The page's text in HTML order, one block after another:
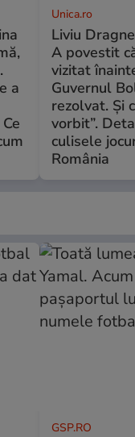
a
Unica.ro
Liviu
A povestit
vizitat
Guvernul
rezolvat. Și
vorbit”.
culisele
România
GSP.RO